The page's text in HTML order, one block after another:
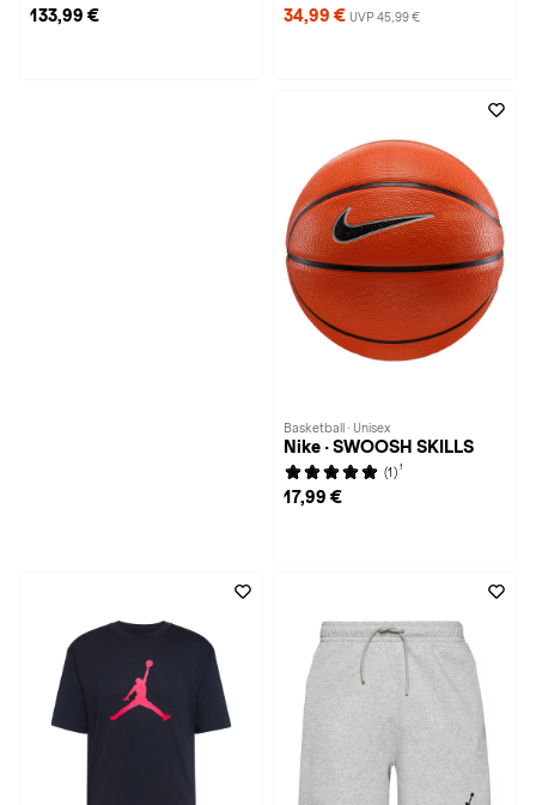
133,99 € 34,99 € UVP 45,99 €
Basketball · Unisex
Nike · SWOOSH SKILLS
(1) 1
17,99 €